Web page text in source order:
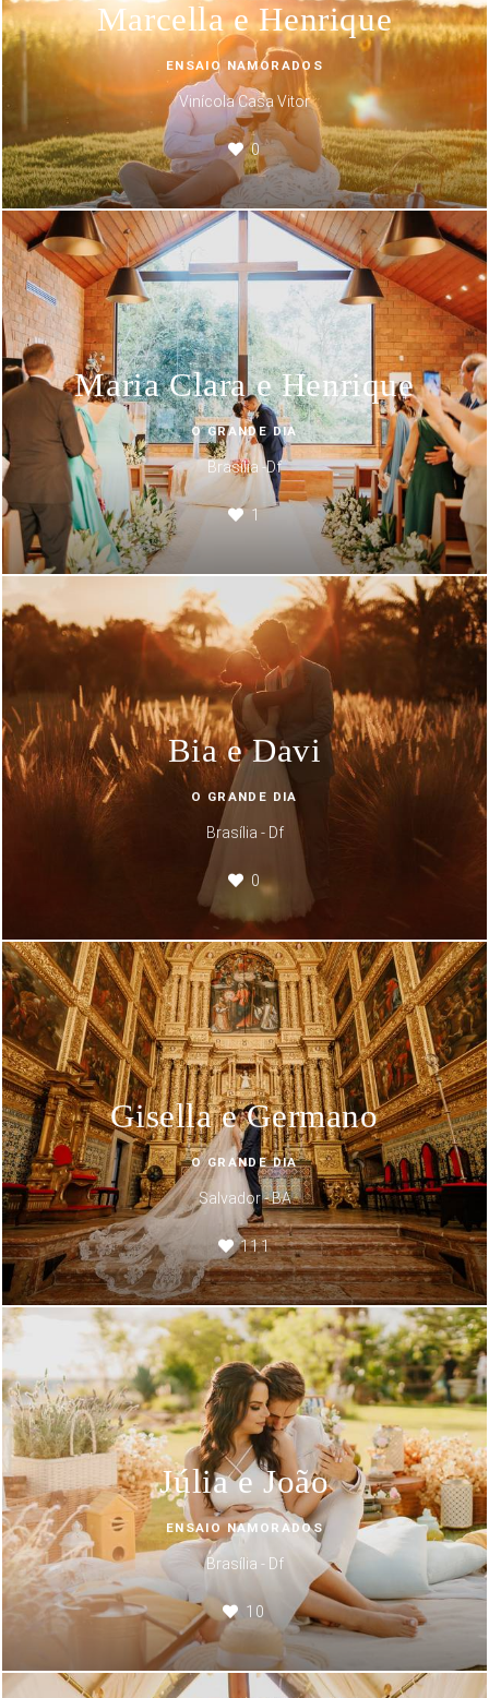
Marcella e Henrique
ENSAIO NAMORADOS
Vinícola Casa Vitor
0
Maria Clara e Henrique
O GRANDE DIA
Brasília -Df
1
Bia e Davi
O GRANDE DIA
Brasília - Df
0
Gisella e Germano
O GRANDE DIA
Salvador - BA
111
Júlia e João
ENSAIO NAMORADOS
Brasília - Df
10